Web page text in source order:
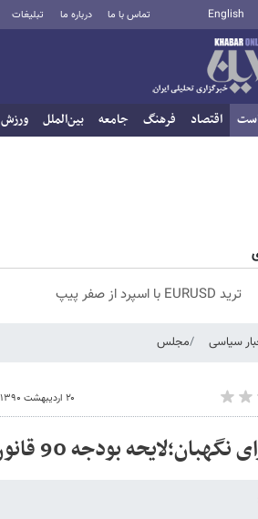
English تماس با ما درباره ما تبلیغات
اقتصاد فرهنگ جامعه بین‌الملل ورزش
ترید EURUSD با اسپرد از صفر پیپ
سیاسی مجلس
۲۰ اردیبهشت ۱۳۹۰ - ۱۵:۳۰
بودجه 90 قانون شد